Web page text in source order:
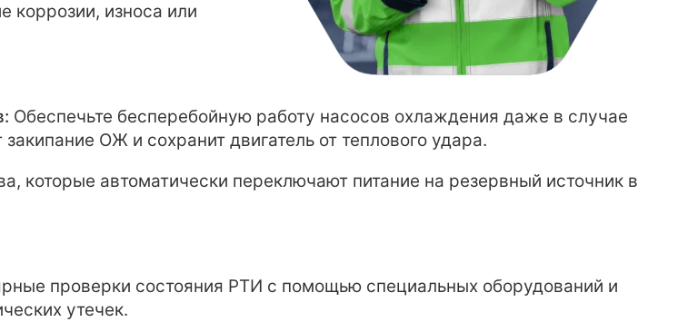
коррозии, износа или
Обеспечьте бесперебойную работу насосов охлаждения даже в случае
ОЖ и сохранит двигатель от теплового удара.
которые автоматически переключают питание на резервный источник в
проверки состояния РТИ c помощью специальных оборудований и
утечек.